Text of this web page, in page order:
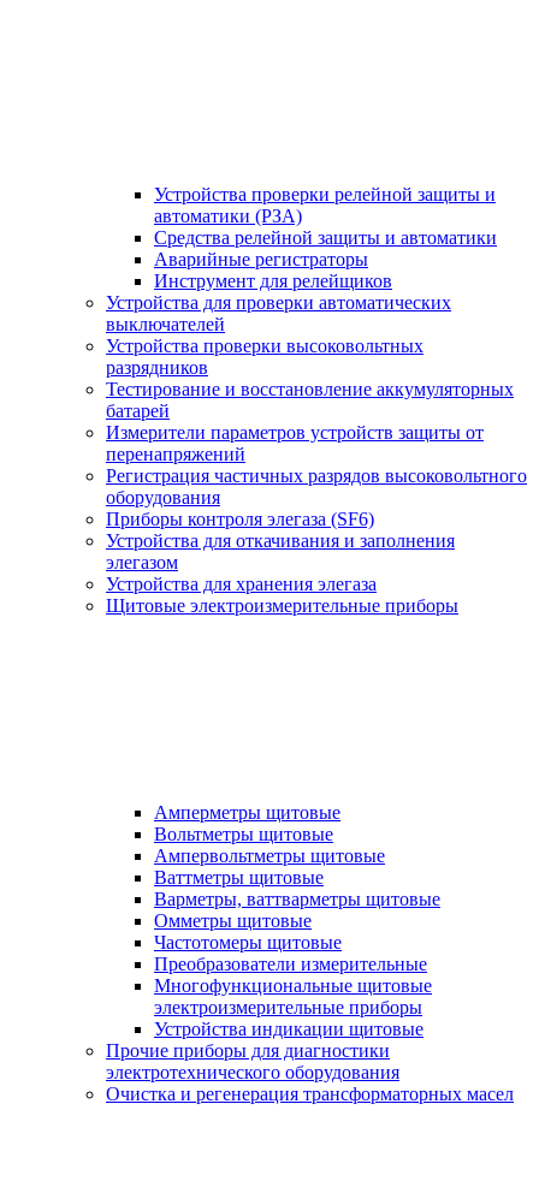
Устройства проверки релейной защиты и
автоматики (РЗА)
Средства релейной защиты и автоматики
Аварийные регистраторы
Инструмент для релейщиков
Устройства для проверки автоматических
выключателей
Устройства проверки высоковольтных
разрядников
Тестирование и восстановление аккумуляторных
батарей
Измерители параметров устройств защиты от
перенапряжений
Регистрация частичных разрядов высоковольтного
оборудования
Приборы контроля элегаза (SF6)
Устройства для откачивания и заполнения
элегазом
Устройства для хранения элегаза
Щитовые электроизмерительные приборы
Амперметры щитовые
Вольтметры щитовые
Ампервольтметры щитовые
Ваттметры щитовые
Варметры, ваттварметры щитовые
Омметры щитовые
Частотомеры щитовые
Преобразователи измерительные
Многофункциональные щитовые
электроизмерительные приборы
Устройства индикации щитовые
Прочие приборы для диагностики
электротехнического оборудования
Очистка и регенерация трансформаторных масел